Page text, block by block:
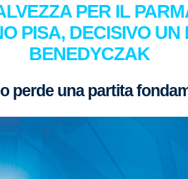
PER IL
PISA, DECISIVO UN
BENEDYCZAK
perde una partita